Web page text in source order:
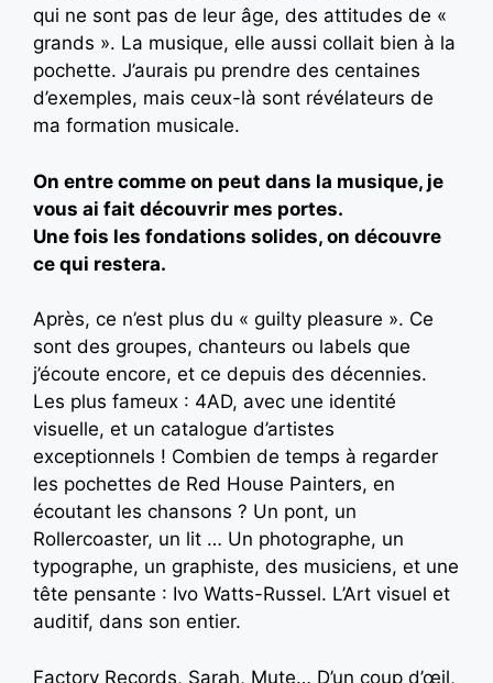
qui ne sont pas de leur âge, des attitudes de «
grands ». La musique, elle aussi collait bien à la
pochette. J’aurais pu prendre des centaines
d’exemples, mais ceux-là sont révélateurs de
ma formation musicale.
On entre comme on peut dans la musique, je
vous ai fait découvrir mes portes.
Une fois les fondations solides, on découvre
ce qui restera.
Après, ce n’est plus du « guilty pleasure ». Ce
sont des groupes, chanteurs ou labels que
j’écoute encore, et ce depuis des décennies.
Les plus fameux : 4AD, avec une identité
visuelle, et un catalogue d’artistes
exceptionnels ! Combien de temps à regarder
les pochettes de Red House Painters, en
écoutant les chansons ? Un pont, un
Rollercoaster, un lit … Un photographe, un
typographe, un graphiste, des musiciens, et une
tête pensante : Ivo Watts-Russel. L’Art visuel et
auditif, dans son entier.
Factory Records, Sarah, Mute… D’un coup d’œil,